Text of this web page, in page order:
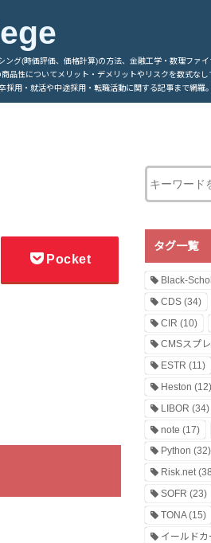
グ(時価評価、価格計算)の方法、金融工学・数理ファイ
品性についてメリット・デメリットやリスクを数式なし
用・就活や中途採用・転職活動に関する記事まで網羅。
Pocket
タグ一覧
Black-
CDS (34)
CIR (10)
CMSスプ
ESTR (11)
Heston (12)
LIBOR (34)
note (17)
Python (32)
Risk.net
SOFR (23)
TONA(15)
イールドカ